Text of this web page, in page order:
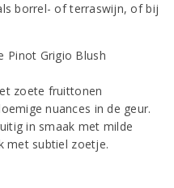
borrel- of terraswijn, of bij
zoete fruittonen
nuances in de geur.
in smaak met milde
met subtiel zoetje.